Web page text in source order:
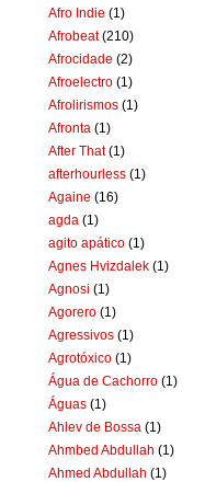
Afro Indie (1)
Afrobeat (210)
Afrocidade (2)
Afroelectro (1)
Afrolirismos (1)
Afronta (1)
After That (1)
afterhourless (1)
Againe (16)
agda (1)
agito apático (1)
Agnes Hvizdalek (1)
Agnosi (1)
Agorero (1)
Agressivos (1)
Agrotóxico (1)
Água de Cachorro (1)
Águas (1)
Ahlev de Bossa (1)
Ahmbed Abdullah (1)
Ahmed Abdullah (1)